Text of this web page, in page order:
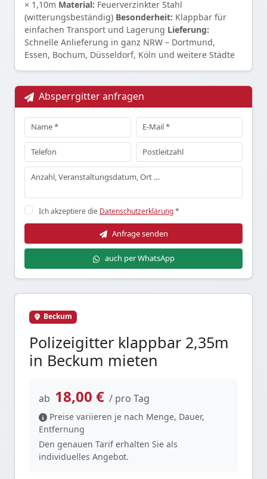
× 1,10m Material: Feuerverzinkter Stahl
(witterungsbeständig) Besonderheit: Klappbar für
einfachen Transport und Lagerung Lieferung:
Schnelle Anlieferung in ganz NRW – Dortmund,
Essen, Bochum, Düsseldorf, Köln und weitere Städte
Absperrgitter anfragen
Ich akzeptiere die Datenschutzerklärung*
Anfrage senden
auch per WhatsApp
Beckum
Polizeigitter klappbar 2,35m
in Beckum mieten
ab 18,00 € / pro Tag
Preise variieren je nach Menge, Dauer,
Entfernung
Den genauen Tarif erhalten Sie als
individuelles Angebot.